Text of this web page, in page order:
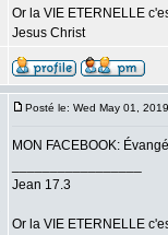
Or la VIE ETERNELLE
Jesus Christ
Posté le: Wed May 01,
MON FACEBOOK:
Jean 17.3
Or la VIE ETERNELLE